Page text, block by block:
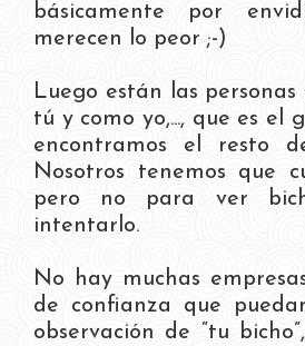
básicamente por
merecen lo peor ;-)
Luego están las personas
tú y como yo,..., que es el
encontramos el resto
Nosotros tenemos que
pero no para ver
intentarlo.
No hay muchas
de confianza que
observación de “tu